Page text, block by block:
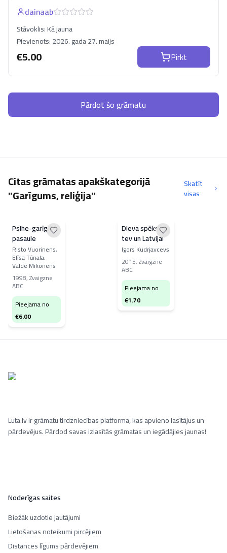
dainaab
Stāvoklis:Kā jauna
Pievienots:2026. gada 27. maijs
€5.00 Pirkt
Pārdot šo grāmatu
Citas grāmatas apakškategorijā
"Garīgums, reliģija"
Skatīt
visas
Psihe-garīgā
pasaule
Risto Vuorinens,
Elīsa Tūnala,
Valde Mikonens
1998,Zvaigzne
ABC
Pieejama no
€6.00
Dieva spēks
tev un Latvijai
Igors Kudrjavcevs
2015,Zvaigzne
ABC
Pieejama no
€1.70
Luta.lv ir grāmatu tirdzniecības platforma, kas apvieno lasītājus un
pārdevējus. Pārdod savas izlasītās grāmatas un iegādājies jaunas!
Noderīgas saites
Biežāk uzdotie jautājumi
Lietošanas noteikumi pircējiem
Distances līgums pārdevējiem